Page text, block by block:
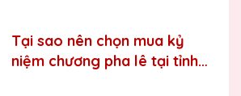
phẩm.
từ chất liệu pha lê vô cùng tinh tế,
người nhận những ý nghĩa to lớn:
tập thể đạt thành tích xuất sắc
Tại sao nên chọn mua kỷ
niệm chương pha lê tại tỉnh